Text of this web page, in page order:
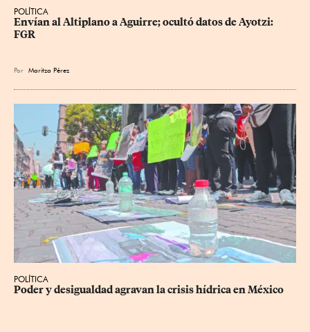
POLÍTICA
Envían al Altiplano a Aguirre; ocultó datos de Ayotzi:
FGR
Por Maritza Pérez
POLÍTICA
Poder y desigualdad agravan la crisis hídrica en México